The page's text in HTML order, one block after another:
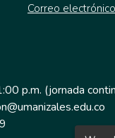
Correo electrónico
p.m. (jornada